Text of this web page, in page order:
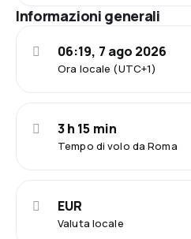
Informazioni generali
Ora locale (UTC+1)
06:19, 7 ago 2026
Tempo di volo da Roma
3 h 15 min
Valuta locale
EUR